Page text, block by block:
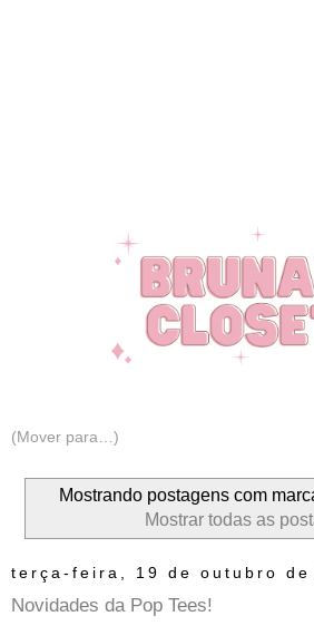
Mostrando postagens com
Mostrar todas as
terça-feira, 19 de outubro de
Novidades da Pop Tees!